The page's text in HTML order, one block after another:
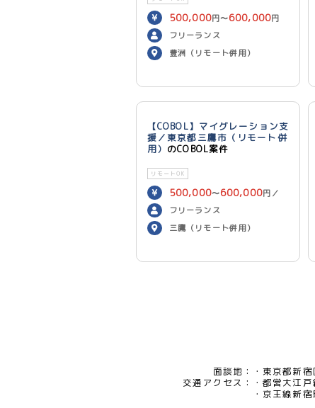
500,000円〜600,000円
／月
フリーランス
豊洲（リモート併用）
【COBOL】マイグレーション支
援／東京都三鷹市（リモート併
用） のCOBOL案件
リモートOK
500,000〜600,000円／
月
フリーランス
三鷹（リモート併用）
面談地：
東京都新
交通アクセス：
都営大江
京王線新